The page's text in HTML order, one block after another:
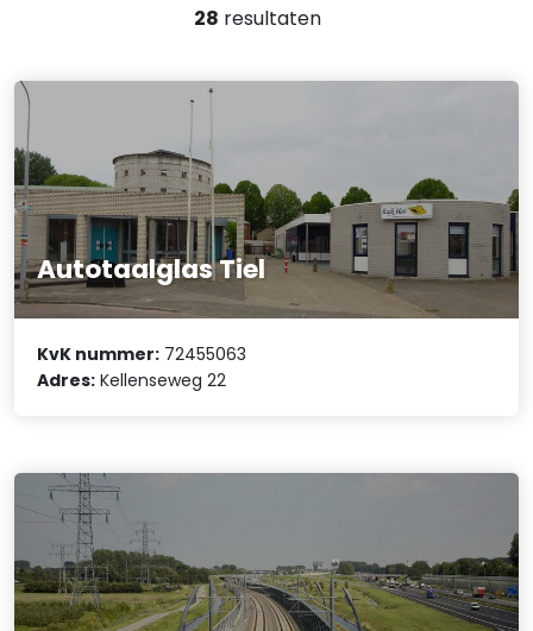
28 resultaten
Autotaalglas Tiel
KvK nummer: 72455063
Adres: Kellenseweg 22